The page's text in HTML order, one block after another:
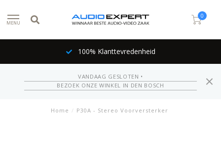
MENU
0
100% Klanttevredenheid
VANDAAG GESLOTEN •
BEZOEK ONZE WINKEL IN DEN BOSCH
Home / P30A - Stereo Voorversterker